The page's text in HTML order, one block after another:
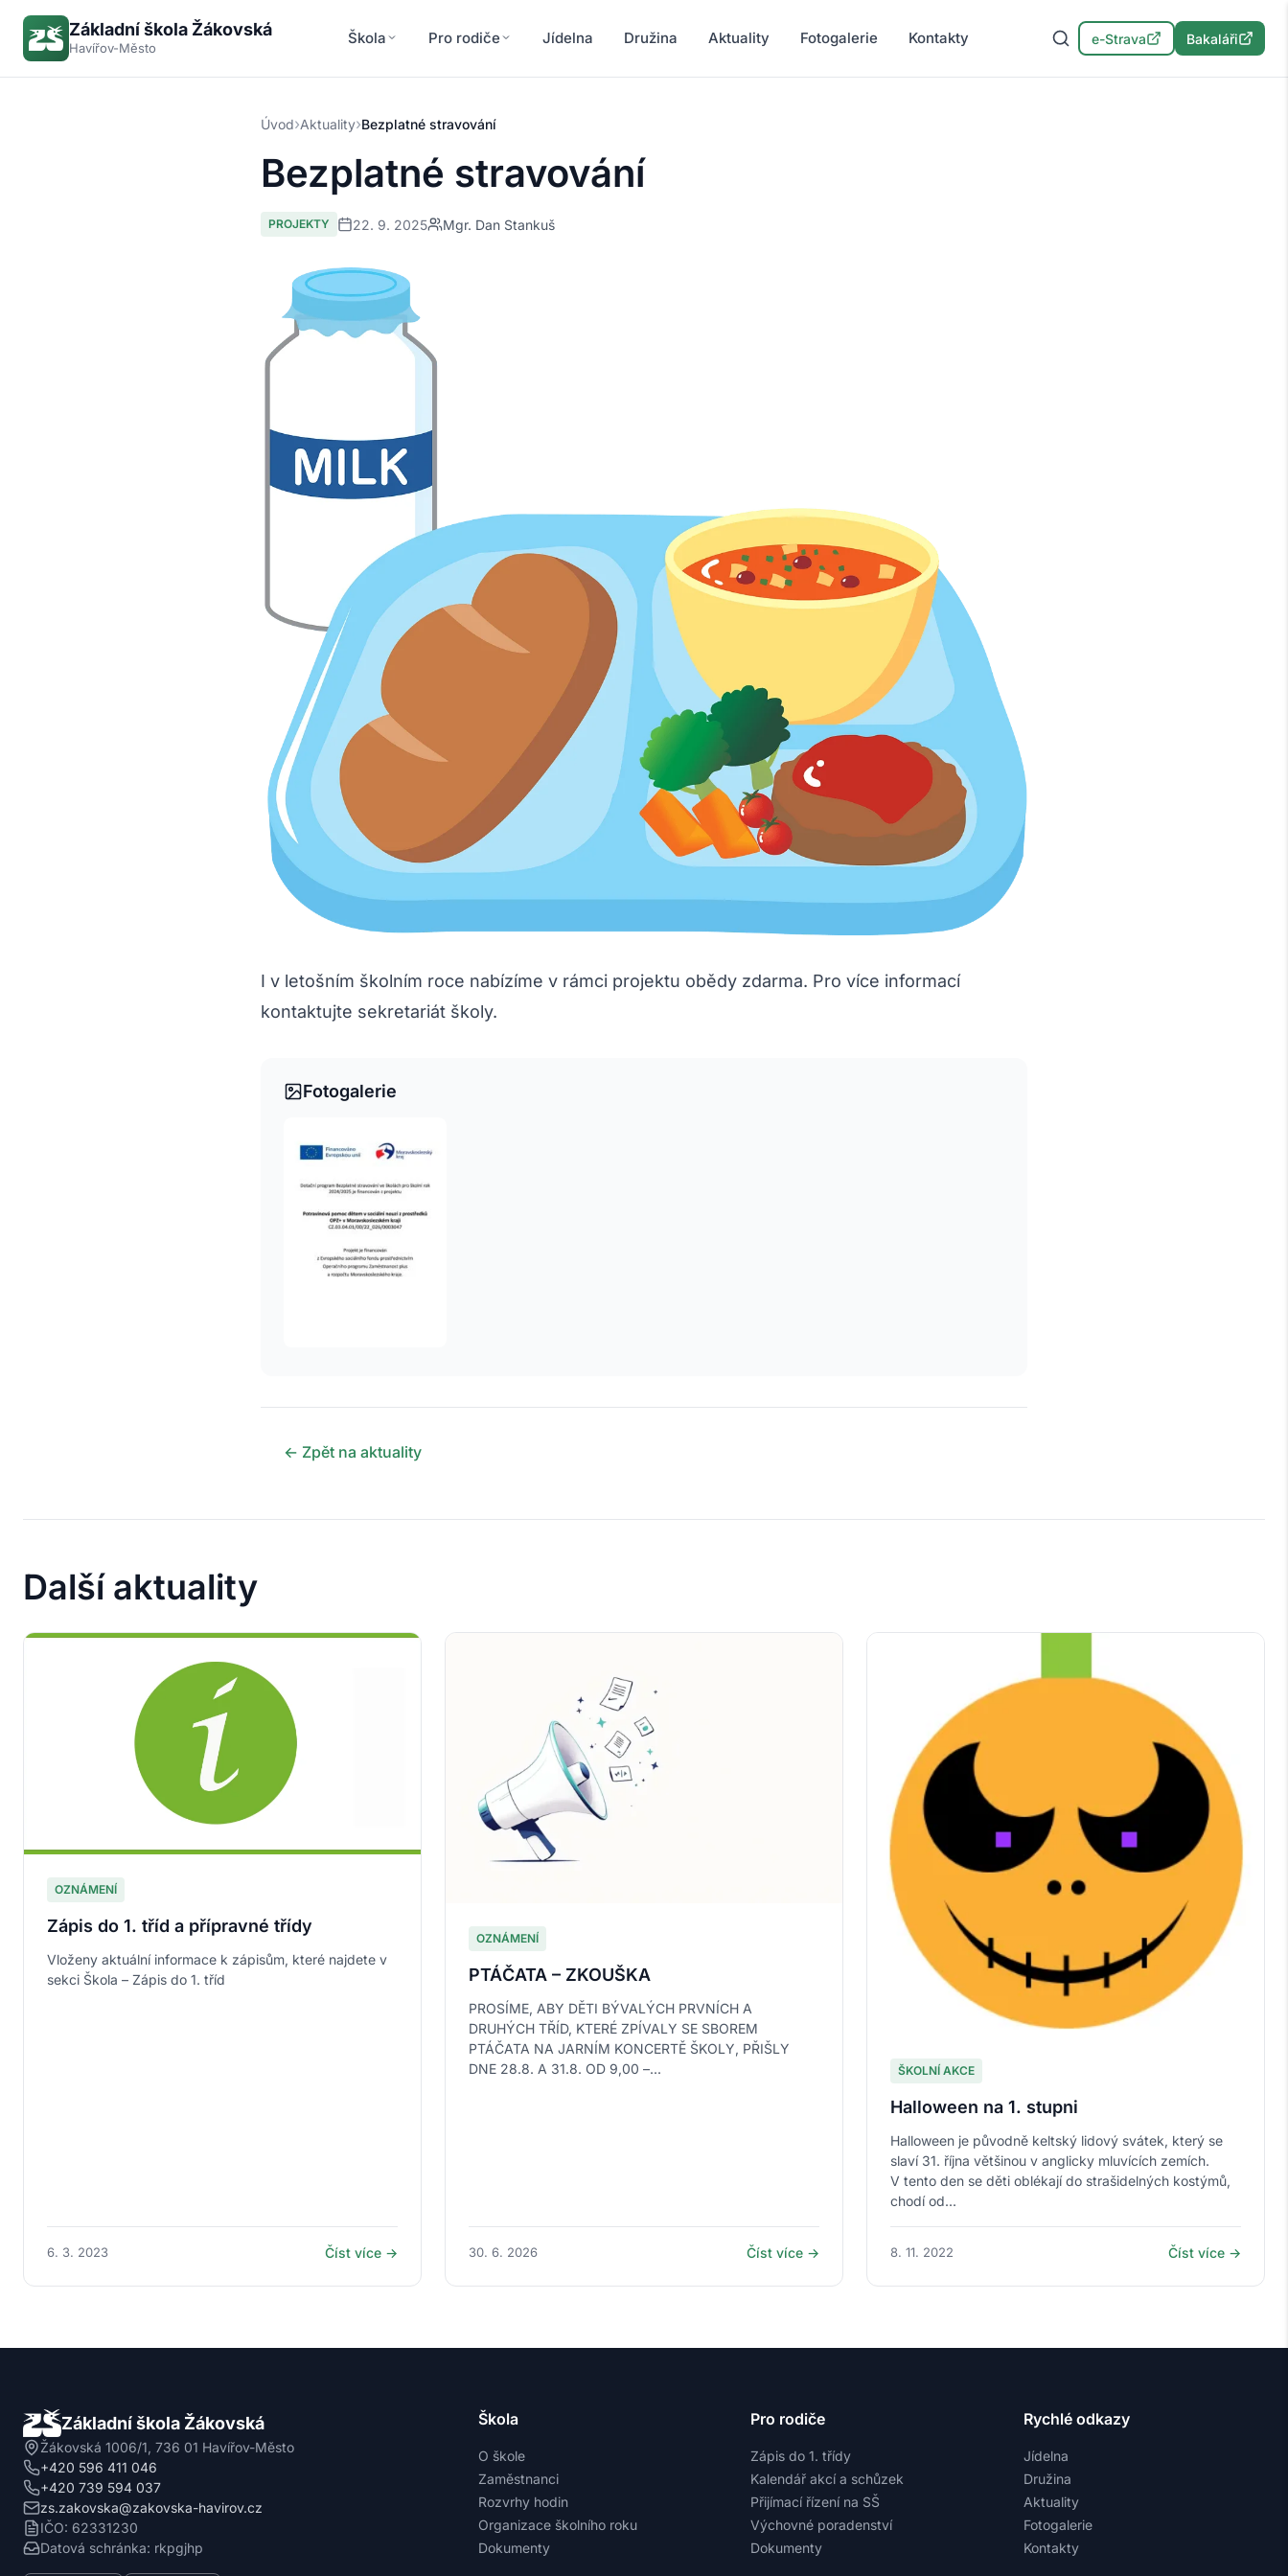
Základní škola Žákovská
Havířov-Město
Škola Pro rodiče Jídelna Družina Aktuality Fotogalerie Kontakty e-Strava Bakaláři
Úvod›Aktuality›Bezplatné stravování
Bezplatné stravování
PROJEKTY 22. 9. 2025 Mgr. Dan Stankuš
I v letošním školním roce nabízíme v rámci projektu obědy zdarma. Pro více informací
kontaktujte sekretariát školy.
Fotogalerie
← Zpět na aktuality
Další aktuality
OZNÁMENÍ
Zápis do 1. tříd a přípravné třídy
Vloženy aktuální informace k zápisům, které najdete v
sekci Škola – Zápis do 1. tříd
6. 3. 2023 Číst více →
OZNÁMENÍ
PTÁČATA – ZKOUŠKA
PROSÍME, ABY DĚTI BÝVALÝCH PRVNÍCH A
DRUHÝCH TŘÍD, KTERÉ ZPÍVALY SE SBOREM
PTÁČATA NA JARNÍM KONCERTĚ ŠKOLY, PŘIŠLY
DNE 28.8. A 31.8. OD 9,00 –...
30. 6. 2026 Číst více →
ŠKOLNÍ AKCE
Halloween na 1. stupni
Halloween je původně keltský lidový svátek, který se
slaví 31. října většinou v anglicky mluvících zemích.
V tento den se děti oblékají do strašidelných kostýmů,
chodí od...
8. 11. 2022 Číst více →
Základní škola Žákovská
Žákovská 1006/1, 736 01 Havířov-Město
+420 596 411 046
+420 739 594 037
zs.zakovska@zakovska-havirov.cz
IČO: 62331230
Datová schránka: rkpgjhp
Škola
O škole
Zaměstnanci
Rozvrhy hodin
Organizace školního roku
Dokumenty
Pro rodiče
Zápis do 1. třídy
Kalendář akcí a schůzek
Přijímací řízení na SŠ
Výchovné poradenství
Dokumenty
Rychlé odkazy
Jídelna
Družina
Aktuality
Fotogalerie
Kontakty